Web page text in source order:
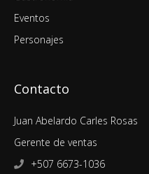
Eventos
Personajes
Contacto
Juan Abelardo Carles Rosas
Gerente de ventas
+507 6673-1036